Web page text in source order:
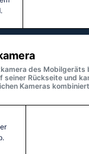
des Mobilgeräts
seiner Rückseite und
Kameras